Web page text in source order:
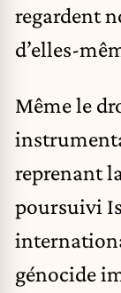
regardent
d’elles-
Même le
reprenant
poursuivi
génocide